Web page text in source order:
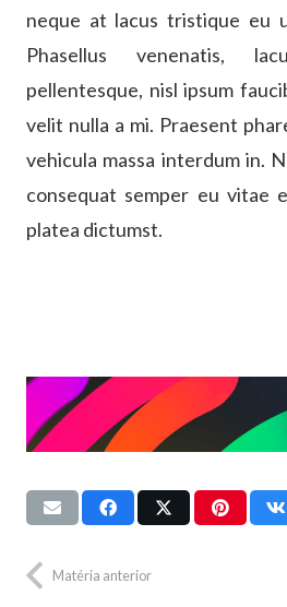
neque at lacus tristique eu
Phasellus venenatis,
pellentesque, nisl ipsum
velit nulla a mi. Praesent
vehicula massa interdum in.
consequat semper eu vitae
platea dictumst.
Matéria anterior